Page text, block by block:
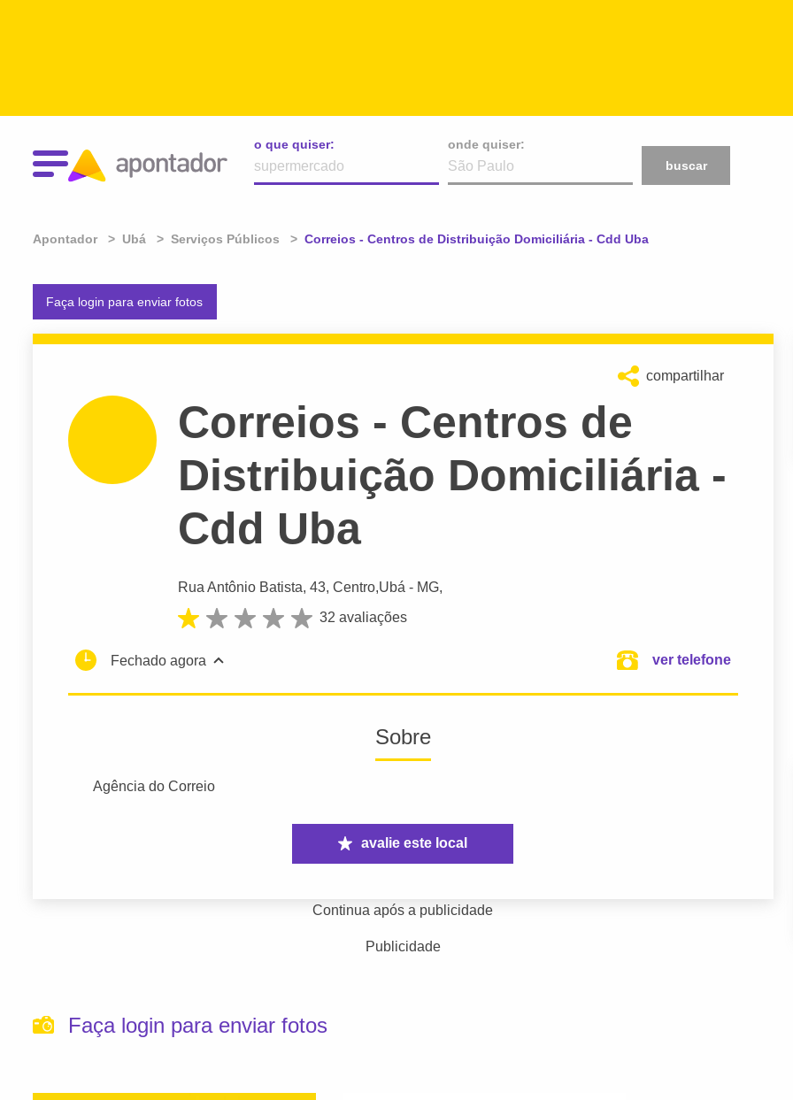
o que quiser:
onde quiser:
buscar
Apontador Ubá Serviços Públicos Atual:
Correios - Centros de Distribuição Domiciliária - Cdd Uba
Faça login para enviar fotos
compartilhar
Correios - Centros de
Distribuição Domiciliária -
Cdd Uba
Rua Antônio Batista, 43, Centro,Ubá - MG,
32 avaliações
Fechado agora ver telefone
Sobre
Agência do Correio
avalie este local
Continua após a publicidade
Publicidade
Faça login para enviar fotos